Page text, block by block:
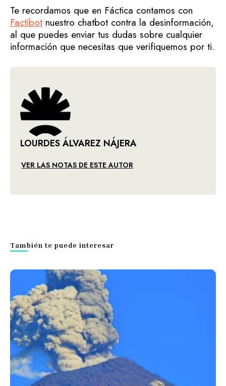
Te recordamos que en Fáctica contamos con
Factibot nuestro chatbot contra la desinformación,
al que puedes enviar tus dudas sobre cualquier
información que necesitas que verifiquemos por ti.
LOURDES ÁLVAREZ NÁJERA
VER LAS NOTAS DE ESTE AUTOR
También te puede interesar